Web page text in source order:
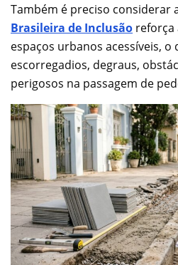
Também é preciso considerar
Brasileira de Inclusão reforça
espaços urbanos acessíveis, o
escorregadios, degraus,
perigosos na passagem de